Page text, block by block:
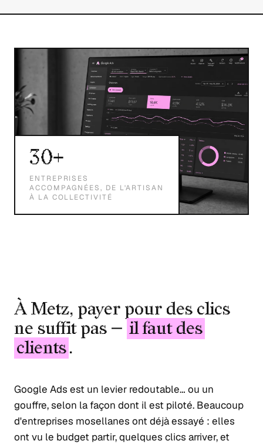
30+
ENTREPRISES
ACCOMPAGNÉES, DE L'ARTISAN
À LA COLLECTIVITÉ
À Metz, payer pour des clics
ne suffit pas — il faut des
clients.
Google Ads est un levier redoutable… ou un
gouffre, selon la façon dont il est piloté. Beaucoup
d'entreprises mosellanes ont déjà essayé : elles
ont vu le budget partir, quelques clics arriver, et